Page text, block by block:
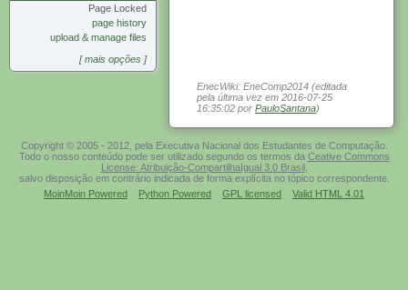
Page Locked
page history
upload & manage files
[ mais opções ]
EnecWiki: EneComp2014 (editada
pela última vez em 2016-07-25
16:35:02 por PauloSantana)
Copyright © 2005 - 2012, pela Executiva Nacional dos Estudantes de Computação.
Todo o nosso conteúdo pode ser utilizado segundo os termos da Ceative Commons
License: Atribuição-CompartilhaIgual 3.0 Brasil
salvo disposição em contrário indicada de forma explícita no tópico correspondente.
MoinMoin Powered
Python Powered GPL licensed Valid HTML 4.01